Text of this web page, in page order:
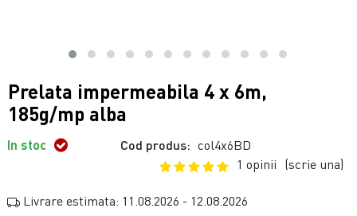
Prelata impermeabila 4 x 6m,
185g/mp alba
In stoc Cod produs: col4x6BD
1 opinii (scrie una)
Livrare estimata: 11.08.2026 - 12.08.2026